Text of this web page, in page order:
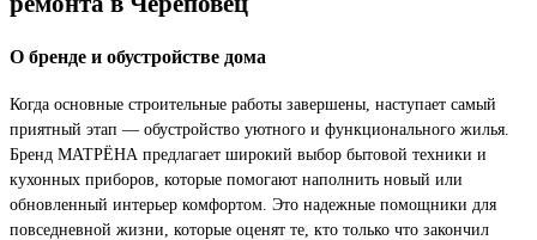
О бренде и обустройстве дома
Когда основные строительные работы завершены, наступает самый
приятный этап — обустройство уютного и функционального жилья.
Бренд МАТРЁНА предлагает широкий выбор бытовой техники и
кухонных приборов, которые помогают наполнить новый или
обновленный интерьер комфортом. Это надежные помощники для
повседневной жизни, которые оценят те, кто только что закончил